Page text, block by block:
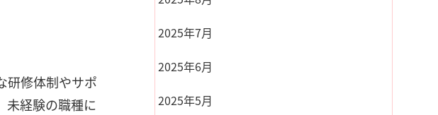
研修体制やサポ
未経験の職種に
2025年7月
2025年6月
2025年5月